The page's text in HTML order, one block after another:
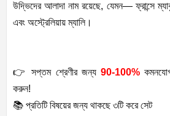
উদ্ভিদের আলাদা নাম রয়েছে, যেমন— ফ্রান্সে
এবং অস্ট্রেলিয়ায় ম্যালি।
👉 সপ্তম শ্রেণীর জন্য90-100%
করুন!
📚 প্রতিটি বিষয়ের জন্য থাকছে ৩টি করে সেট